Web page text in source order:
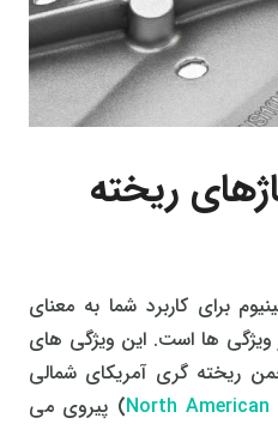
ریخته
برای کاربرد شما به معنای
ها است. این ویژگی های
ریخته گری آمریکای شمالی
North) پیروی می